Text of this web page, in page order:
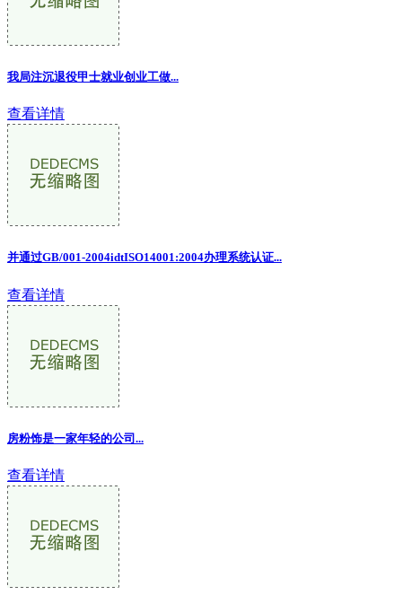
我局注沉退役甲士就业创业工做...
查看详情
并通过GB/001-2004idtISO14001:2004办理系统认证...
查看详情
房粉饰是一家年轻的公司...
查看详情